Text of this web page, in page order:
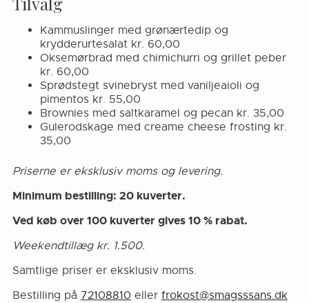
Kammuslinger med grønærtedip og
krydderurtesalat kr. 60,00
Oksemørbrad med chimichurri og grillet peber
kr. 60,00
Sprødstegt svinebryst med vaniljeaioli og
pimentos kr. 55,00
Brownies med saltkaramel og pecan kr. 35,00
Gulerodskage med creame cheese frosting kr.
35,00
Priserne er eksklusiv moms og levering.
Minimum bestilling: 20 kuverter.
Ved køb over 100 kuverter gives 10 % rabat.
Weekendtillæg kr. 1.500.
Samtlige priser er eksklusiv moms.
Bestilling på 72108810 eller frokost@smagsssans.dk